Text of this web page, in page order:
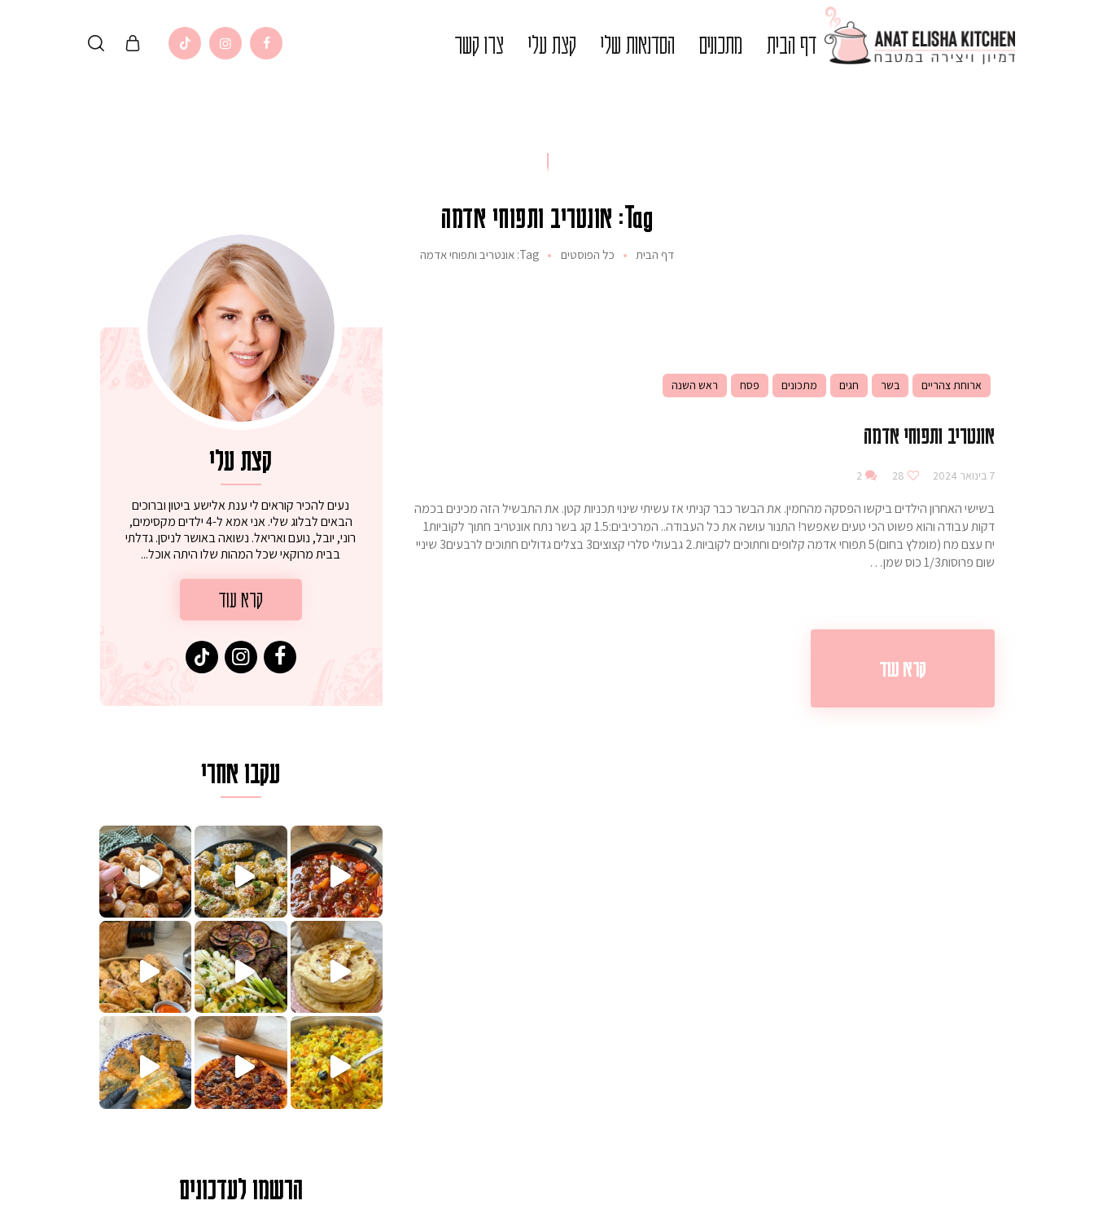
דף הבית מתכונים הסדנאות שלי קצת עלי צרו קשר
Tag: אונטריב ותפוחי אדמה
דף הבית כל הפוסטים Tag: אונטריב ותפוחי אדמה
ארוחת צהריים בשר חגים מתכונים פסח ראש השנה
אונטריב ותפוחי אדמה
7 בינואר 2024 28
2
בשישי האחרון הילדים ביקשו הפסקה מהחמין. את הבשר כבר קניתי אז עשיתי שינוי תכניות קטן. את התבשיל הזה מכינים בכמה
דקות עבודה והוא פשוט הכי טעים שאפשר! התנור עושה את כל העבודה.. המרכיבים:1.5 קג בשר נתח אונטריב חתוך לקוביות1
יח עצם מח (מומלץ בחום)5 תפוחי אדמה קלופים וחתוכים לקוביות.2 גבעולי סלרי קצוצים3 בצלים גדולים חתוכים לרבעים3 שיניי
שום פרוסות1/3 כוס שמן…
קרא עוד
קצת עלי
נעים להכיר קוראים לי ענת אלישע ביטון וברוכים
הבאים לבלוג שלי. אני אמא ל-4 ילדים מקסימים,
רוני, יובל, נועם ואריאל. נשואה באושר לניסן. גדלתי
בבית מרוקאי שכל המהות שלו היתה אוכל...
קרא עוד
עקבו אחרי
. גולש המר
קלחי תירס צרובים על מחבת עם גבינה בולגרית מעודנת מ
נשנושי פרגיות קריספיים ממכרים שמכינים בכמה דקות עב
לחם מחבת שהוא שילוב של מופלטה וספינז׳, רעיון מעולאז מה בשבילכם? בפ
פסטל טוניסאי לתשעת הימים, חשבתי מה לחדש לכם ונראה
למתכון
פיצה של תשעת הימים ולמה היא נקראת ככה? ההסבר בסרטו
מז׳ווז׳ין או בתרגום לעברית, מחותניםמתכון ראש
הרשמו לעדכונים